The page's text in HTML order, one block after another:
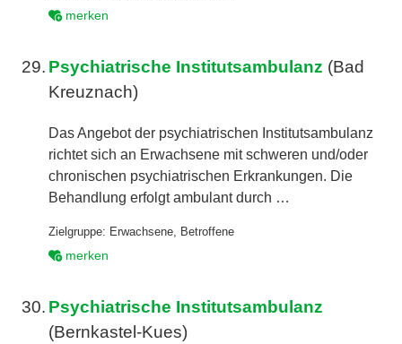
merken
29. Psychiatrische Institutsambulanz (Bad
Kreuznach)
Das Angebot der psychiatrischen Institutsambulanz
richtet sich an Erwachsene mit schweren und/oder
chronischen psychiatrischen Erkrankungen. Die
Behandlung erfolgt ambulant durch …
Zielgruppe: Erwachsene, Betroffene
merken
30. Psychiatrische Institutsambulanz
(Bernkastel-Kues)